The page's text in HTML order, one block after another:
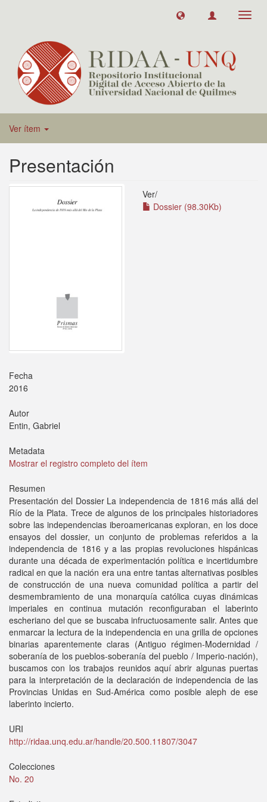
Ver ítem
Presentación
Ver/
Dossier (98.30Kb)
Fecha
2016
Autor
Entin, Gabriel
Metadata
Mostrar el registro completo del ítem
Resumen
Presentación del Dossier La independencia de 1816 más allá del
Río de la Plata. Trece de algunos de los principales historiadores
sobre las independencias iberoamericanas exploran, en los doce
ensayos del dossier, un conjunto de problemas referidos a la
independencia de 1816 y a las propias revoluciones hispánicas
durante una década de experimentación política e incertidumbre
radical en que la nación era una entre tantas alternativas posibles
de construcción de una nueva comunidad política a partir del
desmembramiento de una monarquía católica cuyas dinámicas
imperiales en continua mutación reconfiguraban el laberinto
escheriano del que se buscaba infructuosamente salir. Antes que
enmarcar la lectura de la independencia en una grilla de opciones
binarias aparentemente claras (Antiguo régimen-Modernidad /
soberanía de los pueblos-soberanía del pueblo / Imperio-nación),
buscamos con los trabajos reunidos aquí abrir algunas puertas
para la interpretación de la declaración de independencia de las
Provincias Unidas en Sud-América como posible aleph de ese
laberinto incierto.
URI
http://ridaa.unq.edu.ar/handle/20.500.11807/3047
Colecciones
No. 20